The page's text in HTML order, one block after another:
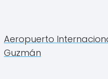
Aeropuerto
Guzmán